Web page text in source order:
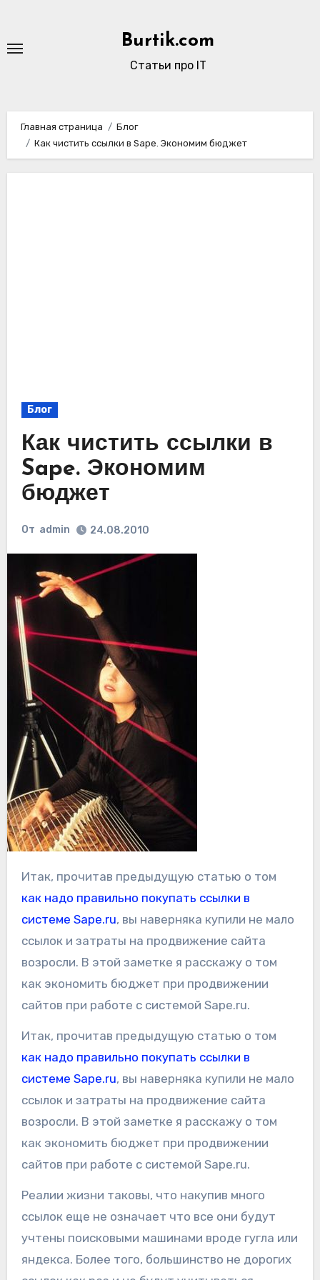
содержимому
Burtik.com
Статьи про IT
Главная страница
Блог
Как чистить ссылки в Sape. Экономим бюджет
Блог
Как чистить ссылки в
Sape. Экономим
бюджет
От admin 24.08.2010
Итак, прочитав предыдущую статью о том
как надо правильно покупать ссылки в
системе Sape.ru, вы наверняка купили не мало
ссылок и затраты на продвижение сайта
возросли. В этой заметке я расскажу о том
как экономить бюджет при продвижении
сайтов при работе с системой Sape.ru.
Итак, прочитав предыдущую статью о том
как надо правильно покупать ссылки в
системе Sape.ru, вы наверняка купили не мало
ссылок и затраты на продвижение сайта
возросли. В этой заметке я расскажу о том
как экономить бюджет при продвижении
сайтов при работе с системой Sape.ru.
Реалии жизни таковы, что накупив много
ссылок еще не означает что все они будут
учтены поисковыми машинами вроде гугла или
яндекса. Более того, большинство не дорогих